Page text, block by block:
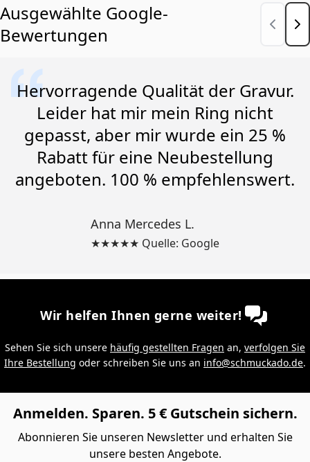
Ausgewählte Google-
Bewertungen
Hervorragende Qualität der Gravur.
Leider hat mir mein Ring nicht
gepasst, aber mir wurde ein 25 %
Rabatt für eine Neubestellung
angeboten. 100 % empfehlenswert.
Anna Mercedes L.
★★★★★ Quelle: Google
Wir helfen Ihnen gerne weiter!
Sehen Sie sich unsere häufig gestellten Fragen an, verfolgen Sie
Ihre Bestellung oder schreiben Sie uns an info@schmuckado.de.
Anmelden. Sparen. 5 € Gutschein sichern.
Abonnieren Sie unseren Newsletter und erhalten Sie
unsere besten Angebote.